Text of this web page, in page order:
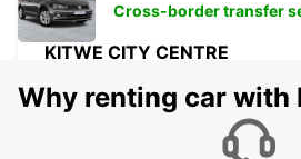
KITWE CITY CENTRE
Cross-border transfer
Why renting car with